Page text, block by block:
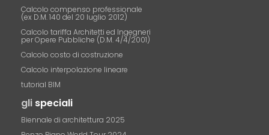
Calcolo compenso professionale
(ex D.M. 140 del 20 luglio 2012)
Calcolo tariffa Architetti ed Ingegneri
per Opere Pubbliche (D.M. 4/4/2001)
Calcolo costo di costruzione
Calcolo interpolazione lineare
tutorial BIM
gli speciali
Biennale di architettura 2025